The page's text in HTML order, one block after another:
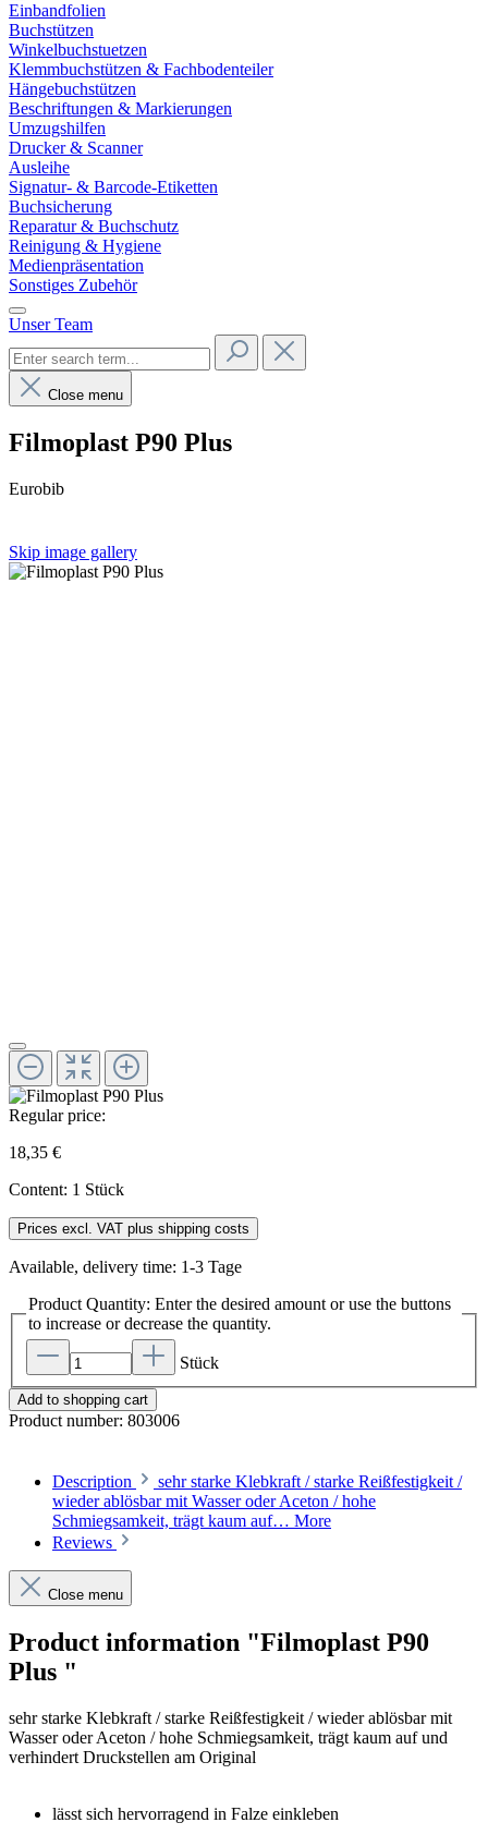
Einbandfolien
Buchstützen
Winkelbuchstuetzen
Klemmbuchstützen & Fachbodenteiler
Hängebuchstützen
Beschriftungen & Markierungen
Umzugshilfen
Drucker & Scanner
Ausleihe
Signatur- & Barcode-Etiketten
Buchsicherung
Reparatur & Buchschutz
Reinigung & Hygiene
Medienpräsentation
Sonstiges Zubehör
Unser Team
Close menu
Filmoplast P90 Plus
Eurobib
Skip image gallery
Regular price:
18,35 €
Content: 1 Stück
Prices excl. VAT plus shipping costs
Available, delivery time: 1-3 Tage
Product Quantity: Enter the desired amount or use the buttons
to increase or decrease the quantity.
Stück
Add to shopping cart
Product number: 803006
Description
sehr starke Klebkraft / starke Reißfestigkeit /
wieder ablösbar mit Wasser oder Aceton / hohe
Schmiegsamkeit, trägt kaum auf… More
Reviews
Close menu
Product information "Filmoplast P90
Plus "
sehr starke Klebkraft / starke Reißfestigkeit / wieder ablösbar mit
Wasser oder Aceton / hohe Schmiegsamkeit, trägt kaum auf und
verhindert Druckstellen am Original
lässt sich hervorragend in Falze einkleben